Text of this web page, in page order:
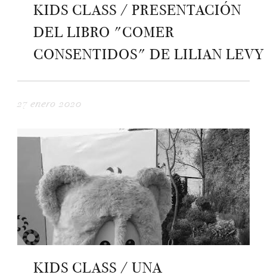
KIDS CLASS / PRESENTACIÓN
DEL LIBRO "COMER
CONSENTIDOS" DE LILIAN LEVY
27 enero 2020
KIDS CLASS / UNA